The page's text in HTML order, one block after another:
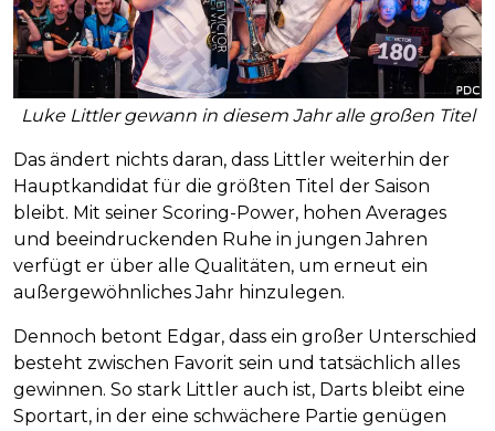
Luke Littler gewann in diesem Jahr alle großen Titel
Das ändert nichts daran, dass Littler weiterhin der
Hauptkandidat für die größten Titel der Saison
bleibt. Mit seiner Scoring-Power, hohen Averages
und beeindruckenden Ruhe in jungen Jahren
verfügt er über alle Qualitäten, um erneut ein
außergewöhnliches Jahr hinzulegen.
Dennoch betont Edgar, dass ein großer Unterschied
besteht zwischen Favorit sein und tatsächlich alles
gewinnen. So stark Littler auch ist, Darts bleibt eine
Sportart, in der eine schwächere Partie genügen